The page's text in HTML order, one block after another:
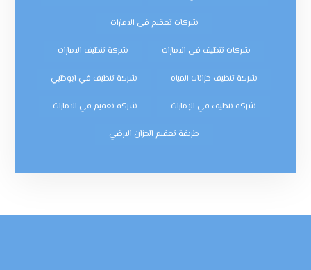
شركات تعقيم في الامارات
شركات تنظيف في الامارات شركة تنظيف الامارات
شركة تنظيف خزانات المياه شركة تنظيف في ابوظبي
شركة تنظيف في الإمارات شركه تعقيم في الامارات
طريقة تعقيم الخزان الارضي